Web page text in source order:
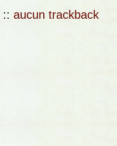
:: aucun trackback